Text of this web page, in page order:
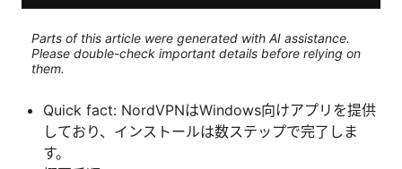
Parts of this article were generated with AI assistance.
Please double-check important details before relying on
them.
Quick fact: NordVPNはWindows向けアプリを提供
しており、インストールは数ステップで完了しま
す。